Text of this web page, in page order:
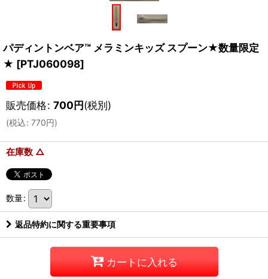
パディントンベア™ メラミンキッズ スプーン★数量限定
★ [PTJ060098]
販売価格: 700円(税別)
(税込: 770円)
在庫数 △
数量:
返品特約に関する重要事項
カートに入れる